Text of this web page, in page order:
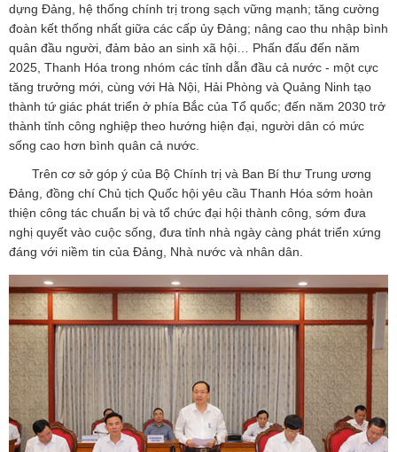
dựng Đảng, hệ thống chính trị trong sạch vững mạnh; tăng cường
đoàn kết thống nhất giữa các cấp ủy Đảng; nâng cao thu nhập bình
quân đầu người, đảm bảo an sinh xã hội… Phấn đấu đến năm
2025, Thanh Hóa trong nhóm các tỉnh dẫn đầu cả nước - một cực
tăng trưởng mới, cùng với Hà Nội, Hải Phòng và Quảng Ninh tạo
thành tứ giác phát triển ở phía Bắc của Tổ quốc; đến năm 2030 trở
thành tỉnh công nghiệp theo hướng hiện đại, người dân có mức
sống cao hơn bình quân cả nước.
Trên cơ sở góp ý của Bộ Chính trị và Ban Bí thư Trung ương
Đảng, đồng chí Chủ tịch Quốc hội yêu cầu Thanh Hóa sớm hoàn
thiện công tác chuẩn bị và tổ chức đại hội thành công, sớm đưa
nghị quyết vào cuộc sống, đưa tỉnh nhà ngày càng phát triển xứng
đáng với niềm tin của Đảng, Nhà nước và nhân dân.